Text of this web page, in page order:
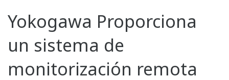
Yokogawa Proporciona
un sistema de
monitorización remota